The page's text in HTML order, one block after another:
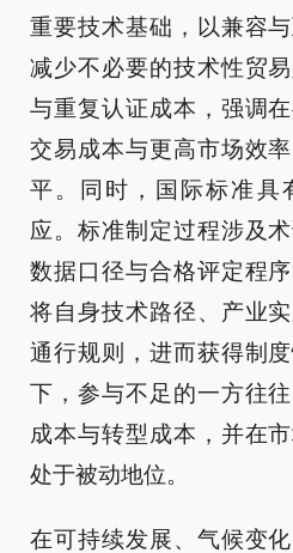
重要技术基础，以兼容
减少不必要的技术性贸
与重复认证成本，强调
交易成本与更高市场效
平。同时，国际标准具
应。标准制定过程涉及
数据口径与合格评定程
将自身技术路径、产业
通行规则，进而获得制
下，参与不足的一方往
成本与转型成本，并在
处于被动地位。
在可持续发展、气候变